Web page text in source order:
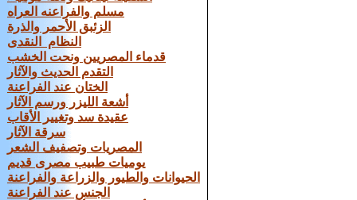
مسلم والفراعنه العراه
الزئبق الأحمر والذرة
النظام النقدى
قدماء المصريين ونحت الخشب
التقدم الحديث والآثار
الختان عند الفراعنة
أشعة الليزر ورسم الآثار
عقيدة سد وتغيير الأقاب
سرقة الآثار
المصريات وتصفيف الشعر
يوميات طبيب مصرى قديم
الحيوانات والطيور والزراعة والفراعنة
الجنس عند الفراعنة